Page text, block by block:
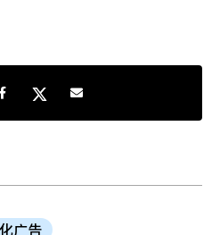
享到Facebook
分享到Twitter通过电子邮件共享
广告